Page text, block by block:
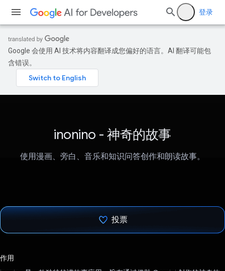
登录
Google 会使用 AI 技术将内容翻译成您偏好的语言。AI 翻译可能包
含错误。
inonino - 神奇的故事
使用漫画、旁白、音乐和知识问答创作和朗读故事。
投票
作用